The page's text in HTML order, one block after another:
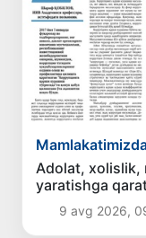
Adolat, xolislik,
yaratishga
9 avg 2026,